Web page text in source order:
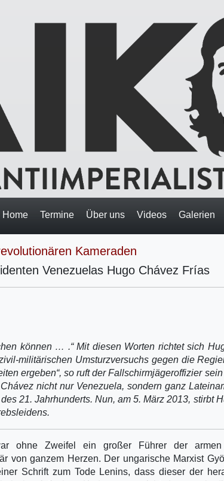
Home Termine Über uns Videos Galerien
Kameraden
Venezuelas Hugo Chávez Frías
können … .“ Mit diesen Worten richtet sich
militärischen Umsturzversuchs gegen die
ergeben“, so ruft der Fallschirmjägeroffizier
nicht nur Venezuela, sondern ganz
21. Jahrhunderts. Nun, am 5. März 2013, stirbt
ohne Zweifel ein großer Führer der
von ganzem Herzen. Der ungarische Marxist
Schrift zum Tode Lenins, dass dieser der